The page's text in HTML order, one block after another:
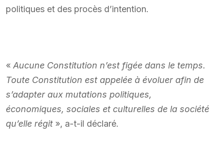
politiques et des procès d’intention.
« Aucune Constitution n’est figée dans le temps.
Toute Constitution est appelée à évoluer afin de
s’adapter aux mutations politiques,
économiques, sociales et culturelles de la société
qu’elle régit », a-t-il déclaré.